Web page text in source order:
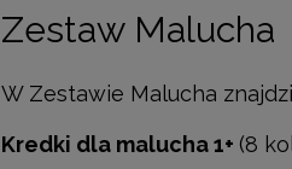
Zestaw Malucha
W Zestawie Malucha
Kredki dla malucha 1+ (8